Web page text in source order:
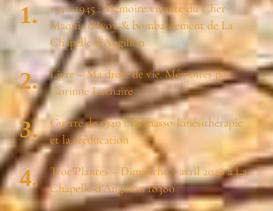
1940-1945 : Mémoire vivante du Cher
Maquis d’Ivoy & bombardement de La
Chapelle-d’Angillon
Livre – Ma drôle de vie. Mémoires par
Corinne Luchaire
Guerre de 1940 : La masso-kinésithérapie
et la rééducation
Troc’Plantes – Dimanche 5 avril 2026 à La
Chapelle-d’Angillon 18380